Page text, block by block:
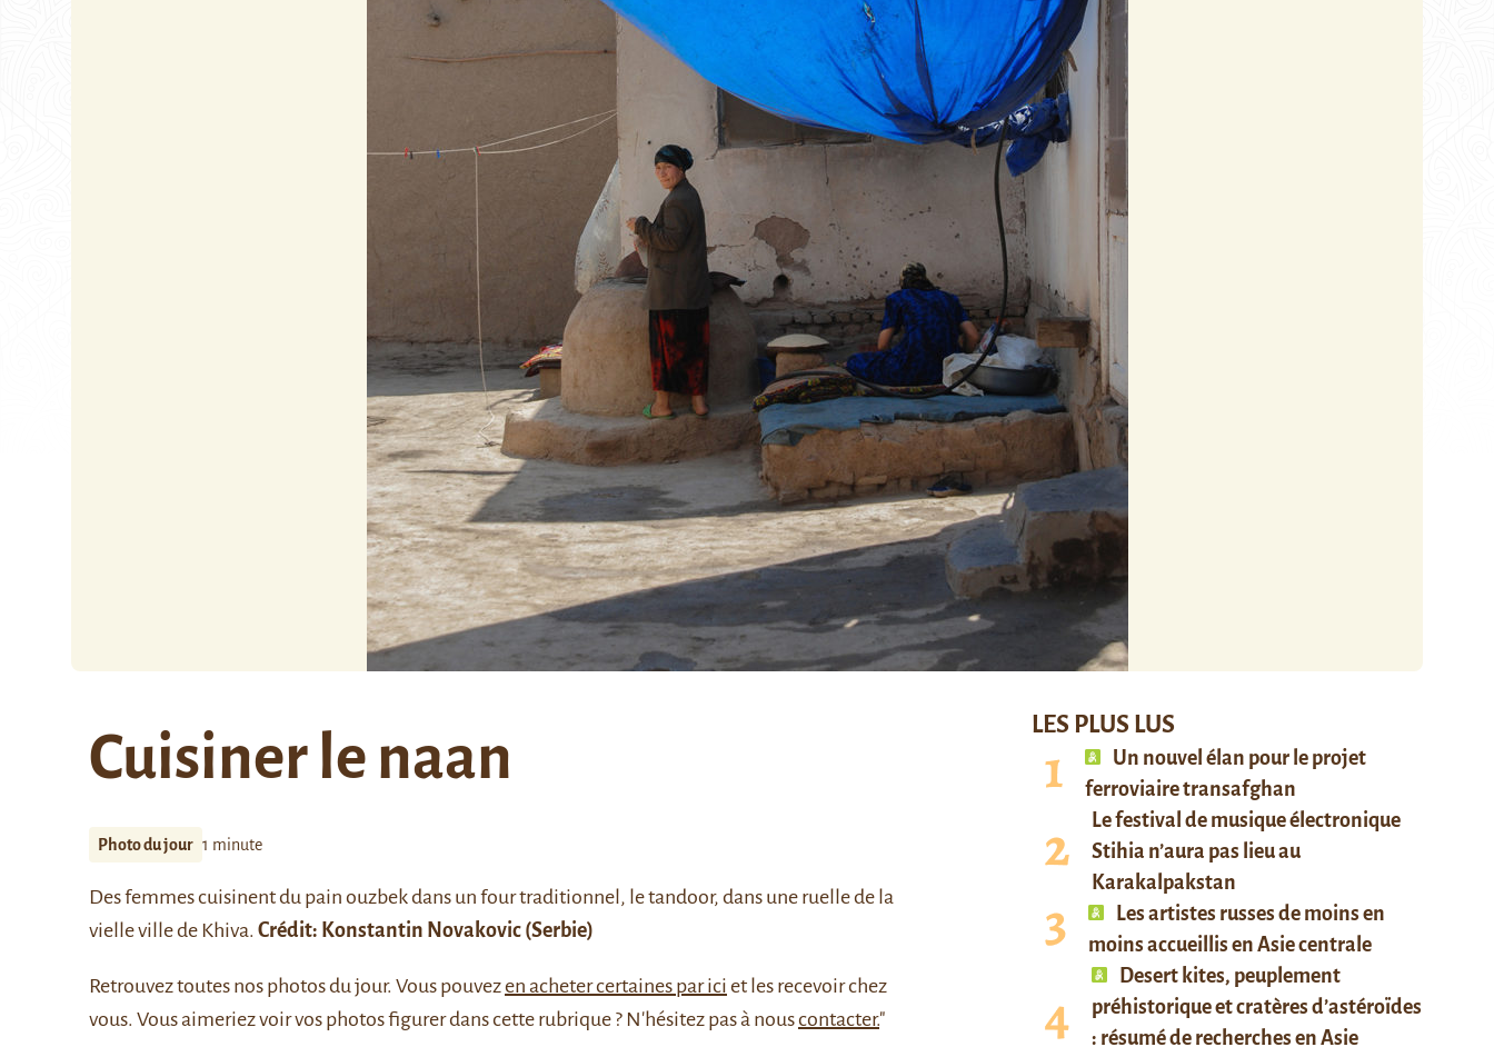
Cuisiner le naan
Photo du jour 1 minute
Des femmes cuisinent du pain ouzbek dans un four traditionnel, letandoor, dans une ruelle de la
vielle ville de Khiva. Crédit: Konstantin Novakovic (Serbie)
Retrouveztoutes nos photos du jour. Vous pouvezen acheter certaines par ici et les recevoir chez
vous. Vous aimeriez voir vos photos figurer dans cette rubrique ? N'hésitez pas à nouscontacter."
LES PLUS LUS
Un nouvel élan pour le projet
ferroviaire transafghan
Le festival de musique électronique
Stihia n’aura pas lieu au
Karakalpakstan
Les artistes russes de moins en
moins accueillis en Asie centrale
Desert kites, peuplement
préhistorique et cratères d’astéroïdes
: résumé de recherches en Asie